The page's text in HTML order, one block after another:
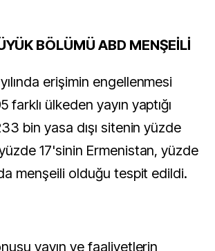
BÖLÜMÜ ABD MENŞEİLİ
erişimin engellenmesi
farklı ülkeden yayın yaptığı
bin yasa dışı sitenin yüzde
yüzde 17'sinin Ermenistan, yüzde
menşeili olduğu tespit edildi.
yayın ve faaliyetlerin